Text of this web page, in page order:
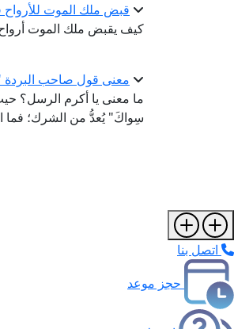
قبض ملك الموت
كيف يقبض ملك الموت
معنى قول صاحب البردة
ما معنى يا أكرم الرسل؟
سِواكَ" يُعدُّ من الشرك؛ فما
اتصل بنا
حجز موعد